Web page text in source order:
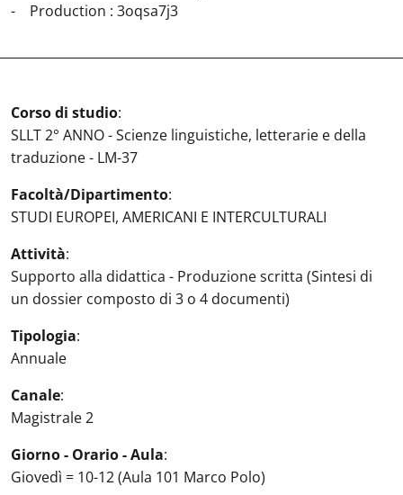
- Production : 3oqsa7j3
Corso di studio:
SLLT 2° ANNO - Scienze linguistiche, letterarie e della
traduzione - LM-37
Facoltà/Dipartimento:
STUDI EUROPEI, AMERICANI E INTERCULTURALI
Attività:
Supporto alla didattica - Produzione scritta (Sintesi di
un dossier composto di 3 o 4 documenti)
Tipologia:
Annuale
Canale:
Magistrale 2
Giorno - Orario - Aula:
Giovedì = 10-12 (Aula 101 Marco Polo)